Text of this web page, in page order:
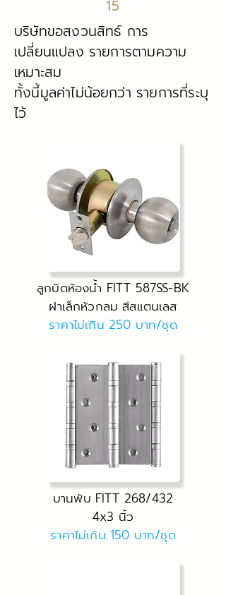
15
บริษัทขอสงวนสิทธ์ การ
เปลี่ยนแปลง รายการตามความ
เหมาะสม
ทั้งนี้มูลค่าไม่น้อยกว่า รายการที่ระบุ
ไว้
ลูกบิดห้องน้ำ FITT 587SS-BK
ฝาเล็กหัวกลม สีสแตนเลส
ราคาไม่เกิน 250 บาท/ชุด
บานพับ FITT 268/432
4x3 นิ้ว
ราคาไม่เกิน 150 บาท/ชุด